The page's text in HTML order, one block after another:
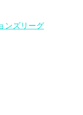
ンズリーグ